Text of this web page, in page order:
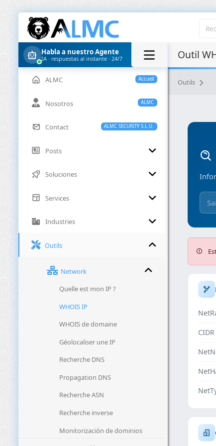
Habla a nuestro Agente
IA · respuestas al instante · 24/7
Accueil
ALMC
ALMC
Nosotros
ALMC SECURITY S.L.U.
Contact
Posts
Soluciones
Services
Industries
Outils
Network
Quelle est mon IP ?
WHOIS IP
WHOIS de domaine
Géolocaliser une IP
Recherche DNS
Propagation DNS
Recherche ASN
Recherche inverse
Monitorización de dominios
Outil
Outils
CIDR